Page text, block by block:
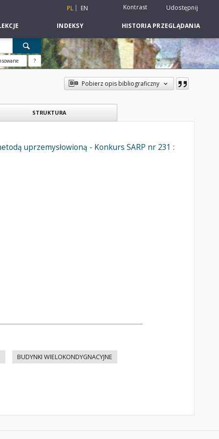
PL EN Kontrast Udostępnij
INDEKSY HISTORIA PRZEGLĄDANIA
?
Pobierz opis bibliograficzny
STRUKTURA
uprzemysłowioną - Konkurs SARP nr 231 :
BUDYNKI WIELOKONDYGNACYJNE